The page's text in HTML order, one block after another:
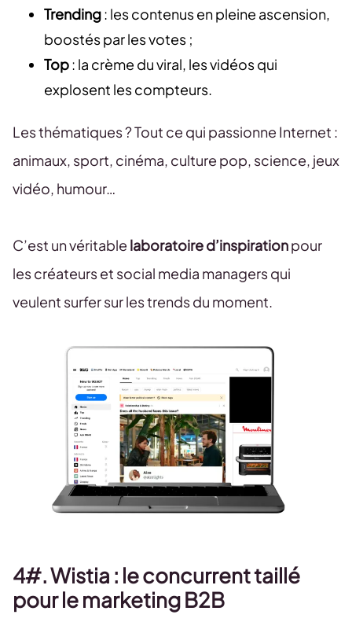
Trending: les contenus en pleine ascension,
boostés par les votes ;
Top: la crème du viral, les vidéos qui
explosent les compteurs.
Les thématiques ? Tout ce qui passionne Internet :
animaux, sport, cinéma, culture pop, science, jeux
vidéo, humour…
C’est un véritable laboratoire d’inspirationpour
les créateurs et social media managers qui
veulent surfer sur les trends du moment.
4#. Wistia : le concurrent taillé
pour le marketing B2B